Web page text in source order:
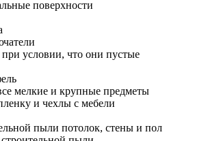
поверхности
условии, что они пустые
мелкие и крупные предметы
и чехлы с мебели
пыли потолок, стены и пол